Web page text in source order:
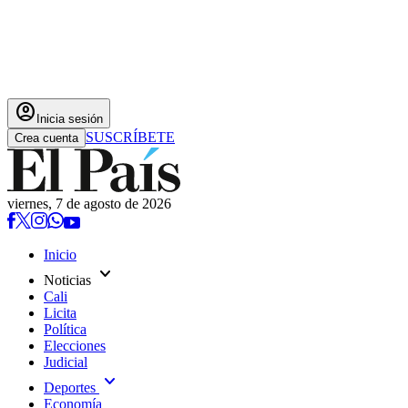
account_circle Inicia sesión
Crea cuenta SUSCRÍBETE
viernes, 7 de agosto de 2026
Inicio
Noticias expand_more
Cali
Licita
Política
Elecciones
Judicial
Deportes expand_more
Economía